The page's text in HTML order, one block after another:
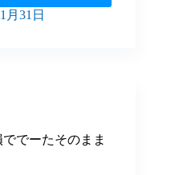
月31日
でーたそのまま